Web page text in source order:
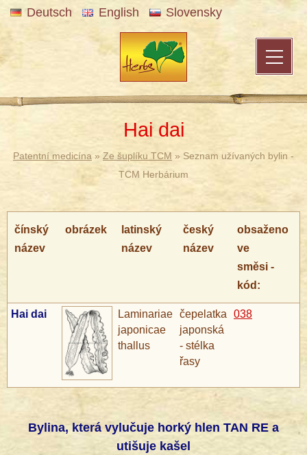
Deutsch English Slovensky
Hai dai
Patentní medicína » Ze šuplíku TCM » Seznam užívaných bylin -
TCM Herbárium
čínský
název
obrázek
latinský
název
český
název
obsaženo
ve
směsi -
kód:
Hai dai
Laminariae
japonicae
thallus
čepelatka
japonská
- stélka
řasy
038
Bylina, která vylučuje horký hlen TAN RE a
utišuje kašel
®